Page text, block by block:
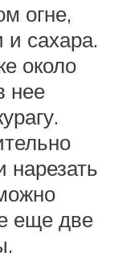
огне,
сахара.
около
нее
нарезать
еще две